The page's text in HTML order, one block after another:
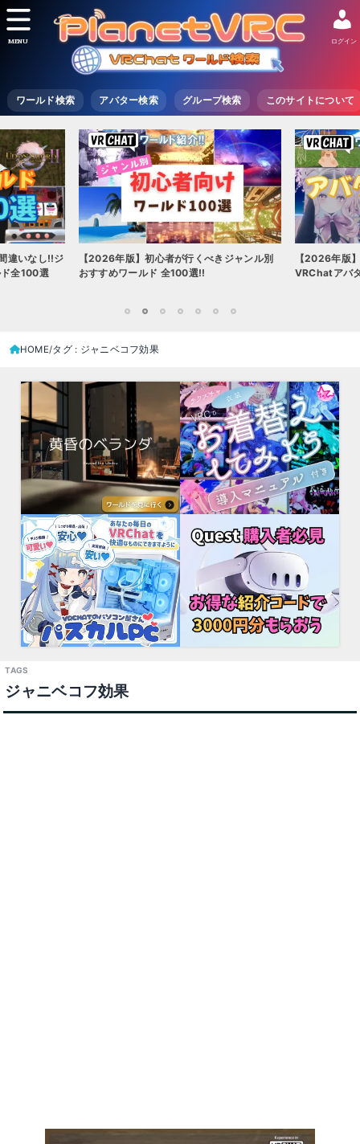
ワールド検索 アバター検索 グループ検索 このサイトについて
ログイン
MENU
違いなし!!ジ
全100選
【2026年版】初心者が行くべきジャンル別
おすすめワールド 全100選!!
【2026年版
VRChatアバ
HOME タグ : ジャニベコフ効果
ジャニベコフ効果